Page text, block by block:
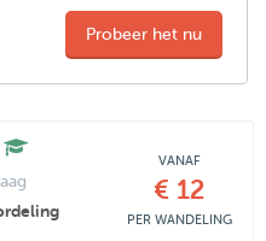
Probeer het nu
VANAF
€ 12
PER WANDELING